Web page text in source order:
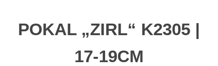
POKAL „ZIRL“ K2305 |
17-19CM